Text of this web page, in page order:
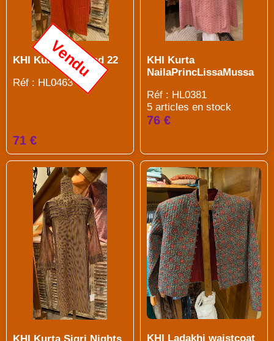
KHI Kurta col rond 22
Réf : HL0463
Vendu
71 €
KHI Kurta
NailaPrincLissaMussa
Réf : HL0381
5 articles en stock
76 €
KHI Kurta Sigri Nights
KHI Ladakhi waistcoat